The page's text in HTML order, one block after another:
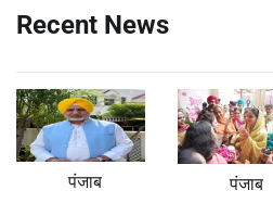
Recent News
पंजाब पंजाब